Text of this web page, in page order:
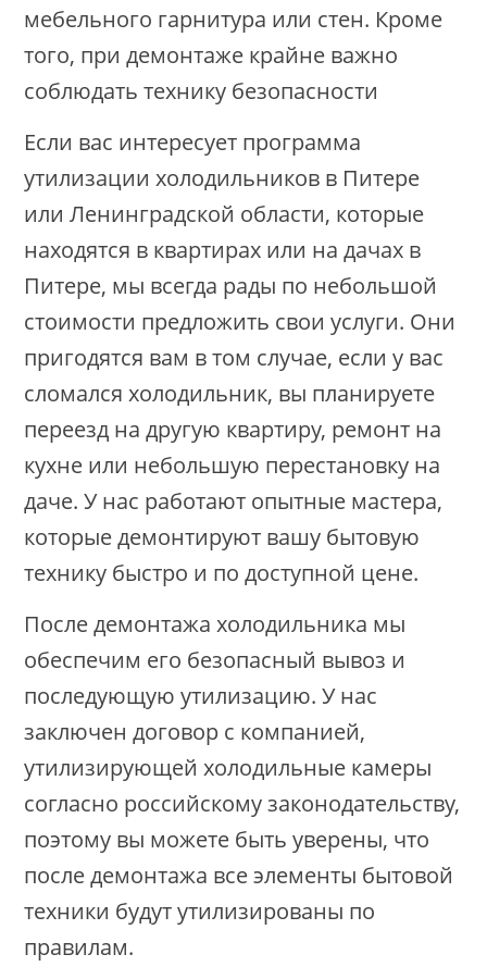
мебельного гарнитура или стен. Кроме
того, при демонтаже крайне важно
соблюдать технику безопасности
Если вас интересует программа
утилизации холодильников в Питере
или Ленинградской области, которые
находятся в квартирах или на дачах в
Питере, мы всегда рады по небольшой
стоимости предложить свои услуги. Они
пригодятся вам в том случае, если у вас
сломался холодильник, вы планируете
переезд на другую квартиру, ремонт на
кухне или небольшую перестановку на
даче. У нас работают опытные мастера,
которые демонтируют вашу бытовую
технику быстро и по доступной цене.
После демонтажа холодильника мы
обеспечим его безопасный вывоз и
последующую утилизацию. У нас
заключен договор с компанией,
утилизирующей холодильные камеры
согласно российскому законодательству,
поэтому вы можете быть уверены, что
после демонтажа все элементы бытовой
техники будут утилизированы по
правилам.